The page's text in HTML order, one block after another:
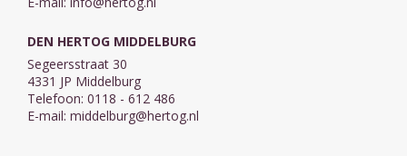
DEN HERTOG MIDDELBURG
Segeersstraat 30
4331 JP Middelburg
Telefoon: 0118 - 612 486
E-mail: middelburg@hertog.nl